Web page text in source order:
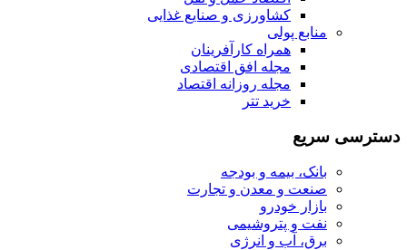
کشاورزی و صنایع غذایی
منابع پولی
همراه کارآفرینان
مجله افق اقتصادی
مجله روزانه اقتصاد
خرید تتر
دسترسی سریع
بانک، بیمه و بودجه
صنعت و معدن و تجارت
بازار خودرو
نفت و پتروشیمی
برق، آب و انرژی